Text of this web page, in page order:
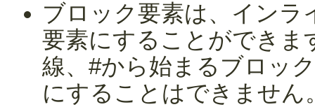
ブロック要素は、インラ
要素にすることができま
線、#から始まるブロッ
にすることはできません